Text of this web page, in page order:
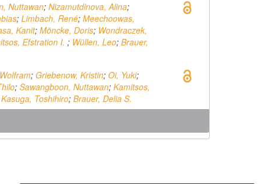
Nuttawan; Nizamutdinova, Alina;
; Limbach, René; Meechoowas,
Kanit; Möncke, Doris; Wondraczek,
Efstration I. ; Wüllen, Leo; Brauer,
; Griebenow, Kristin; Oi, Yuki;
; Sawangboon, Nuttawan; Kamitsos,
Kasuga, Toshihiro; Brauer, Delia S.